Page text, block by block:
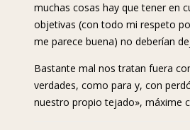
muchas cosas hay que tener en
objetivas (con todo mi respeto
me parece buena) no deberían
Bastante mal nos tratan fuera
verdades, como para y, con
nuestro propio tejado», máxime